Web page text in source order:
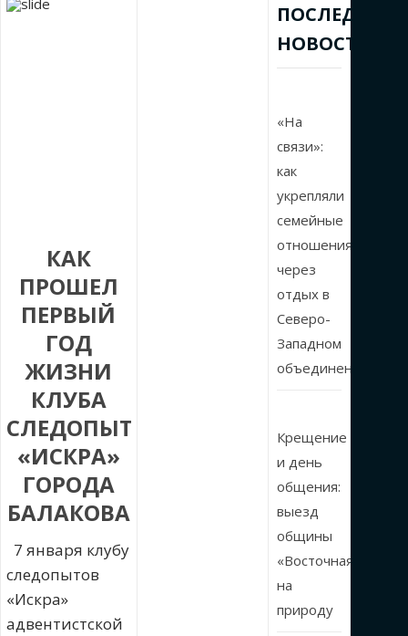
КАК
ПРОШЕЛ
ПЕРВЫЙ
ГОД
ЖИЗНИ
КЛУБА
СЛЕДОПЫТ
«ИСКРА»
ГОРОДА
БАЛАКОВА
7 января клубу
следопытов
«Искра»
адвентистской
ПОСЛЕДНИЕ
НОВОСТИ
«На
связи»:
как
укрепляли
семейные
отношения
через
отдых в
Северо-
Западном
объединении
Крещение
и день
общения:
выезд
общины
«Восточная»
на
природу